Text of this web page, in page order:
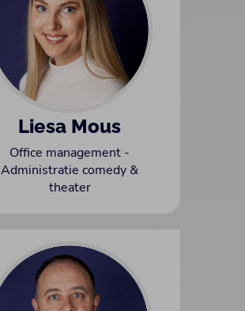
Liesa Mous
Office management -
Administratie comedy &
theater